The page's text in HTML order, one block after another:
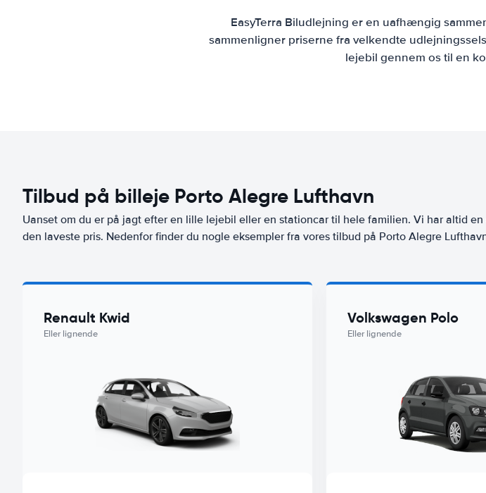
EasyTerra Biludlejning er en uafhængig
sammenligner priserne fra velkendte
lejebil gennem os til en
Tilbud på billeje Porto Alegre Lufthavn
Uanset om du er på jagt efter en lille lejebil eller en stationcar til hele familien. Vi har altid
den laveste pris. Nedenfor finder du nogle eksempler fra vores tilbud på Porto Alegre
Renault Kwid
Eller lignende
Volkswagen Polo
Eller lignende